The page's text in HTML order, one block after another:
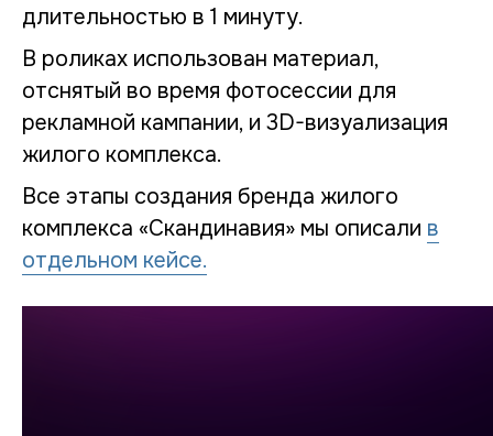
длительностью в 1 минуту.
В роликах использован материал,
отснятый во время фотосессии для
рекламной кампании, и 3D-визуализация
жилого комплекса.
Все этапы создания бренда жилого
комплекса «Скандинавия» мы описали в
отдельном кейсе.